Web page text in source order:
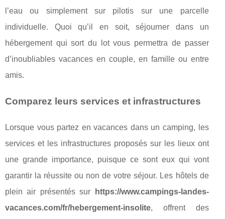
l’eau ou simplement sur pilotis sur une parcelle
individuelle. Quoi qu’il en soit, séjourner dans un
hébergement qui sort du lot vous permettra de passer
d’inoubliables vacances en couple, en famille ou entre
amis.
Comparez leurs services et infrastructures
Lorsque vous partez en vacances dans un camping, les
services et les infrastructures proposés sur les lieux ont
une grande importance, puisque ce sont eux qui vont
garantir la réussite ou non de votre séjour. Les hôtels de
plein air présentés sur
https://www.campings-landes-
vacances.com/fr/hebergement-insolite, offrent des